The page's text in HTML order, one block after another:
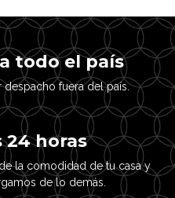
todo el país
fuera del país.
24 horas
la comodidad de tu casa y
de lo demás.